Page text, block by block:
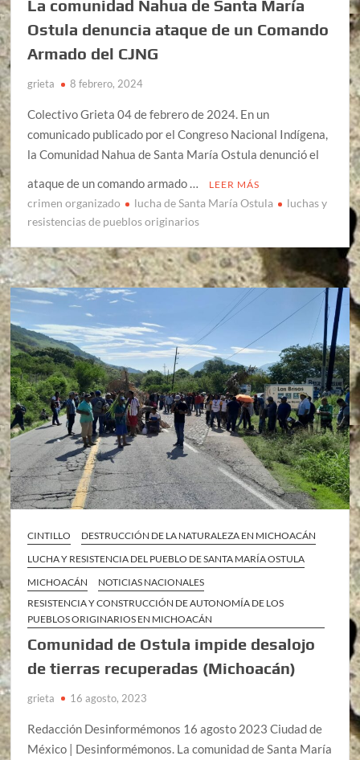
La comunidad Nahua de Santa María
Ostula denuncia ataque de un Comando
Armado del CJNG
grieta 8 febrero, 2024
Colectivo Grieta 04 de febrero de 2024. En un
comunicado publicado por el Congreso Nacional Indígena,
la Comunidad Nahua de Santa María Ostula denunció el
ataque de un comando armado …
LEER MÁS
crimen organizado lucha de Santa María Ostula
luchas y
resistencias de pueblos originarios
CINTILLO
DESTRUCCIÓN DE LA NATURALEZA EN MICHOACÁN
LUCHA Y RESISTENCIA DEL PUEBLO DE SANTA MARÍA OSTULA
MICHOACÁN
NOTICIAS NACIONALES
RESISTENCIA Y CONSTRUCCIÓN DE AUTONOMÍA DE LOS
PUEBLOS ORIGINARIOS EN MICHOACÁN
Comunidad de Ostula impide desalojo
de tierras recuperadas (Michoacán)
grieta 16 agosto, 2023
Redacción Desinformémonos 16 agosto 2023 Ciudad de
México | Desinformémonos. La comunidad de Santa María